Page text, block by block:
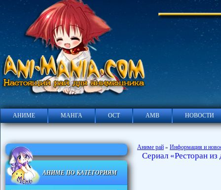
АНИМЕ МАНГА ОСТ АМВ НОВОСТИ
АНИМЕ ПО КАТЕГОРИЯМ
Аниме рай » Информация и
Сериал «Ресторан